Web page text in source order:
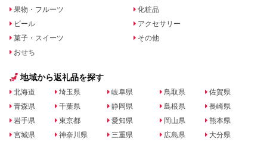
果物・フルーツ
ビール
菓子・スイーツ
おせち
化粧品
アクセサリー
その他
地域から返礼品を探す
北海道
青森県
岩手県
宮城県
埼玉県
千葉県
東京都
神奈川県
岐阜県
静岡県
愛知県
三重県
鳥取県
島根県
岡山県
広島県
佐賀県
長崎県
熊本県
大分県